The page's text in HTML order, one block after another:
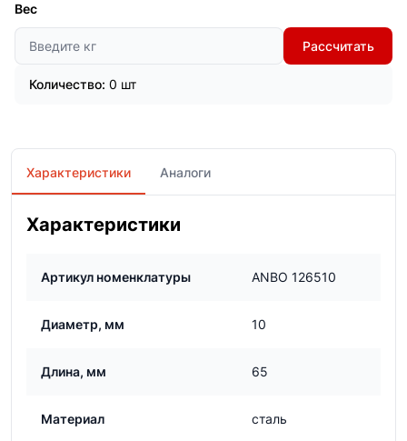
Вес
Рассчитать
Количество: 0 шт
Характеристики Аналоги
Характеристики
Артикул номенклатуры ANBO 126510
Диаметр, мм 10
Длина, мм 65
Материал сталь